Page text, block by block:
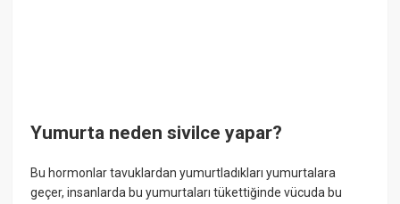
Yumurta neden sivilce yapar?
Bu hormonlar tavuklardan yumurtladıkları yumurtalara
geçer, insanlarda bu yumurtaları tükettiğinde vücuda bu